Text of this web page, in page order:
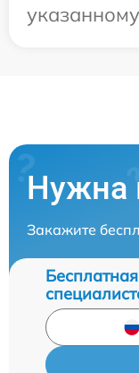
Нужна
Закажите